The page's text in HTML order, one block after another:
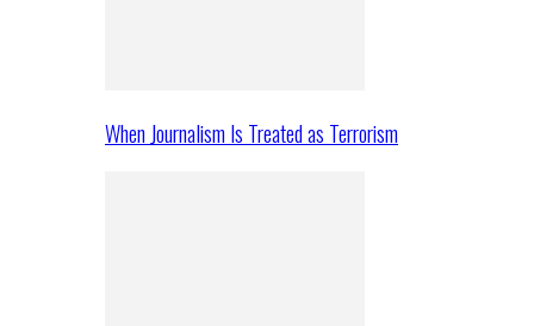
When Journalism Is Treated as Terrorism